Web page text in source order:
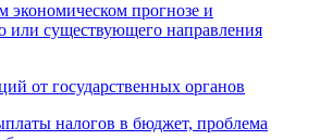
экономическом прогнозе и
или существующего направления
от государственных органов
налогов в бюджет, проблема